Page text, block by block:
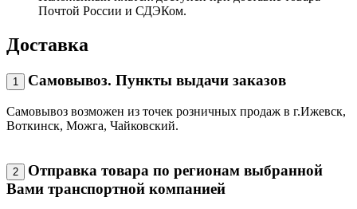
Почтой России и СДЭКом.
Доставка
1 Самовывоз. Пункты выдачи заказов
Самовывоз возможен из точек розничных продаж в г.Ижевск,
Воткинск, Можга, Чайковский.
2
Отправка товара по регионам выбранной
Вами транспортной компанией